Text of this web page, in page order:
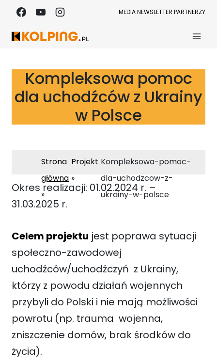
Przejdź
treści
MEDIANEWSLETTER PARTNERZY
Kompleksowa pomoc
dla uchodźców z Ukrainy
w Polsce
Strona
główna
Projekt Kompleksowa-pomoc-
dla-uchodzcow-z-
ukrainy-w-polsce
Okres realizacji: 01.02.2024 r. –
31.03.2025 r.
Celem projektu jest poprawa sytuacji
społeczno-zawodowej
uchodźców/uchodźczyń z Ukrainy,
którzy z powodu działań wojennych
przybyli do Polski i nie mają możliwości
powrotu (np. trauma wojenna,
zniszczenie domów, brak środków do
życia).